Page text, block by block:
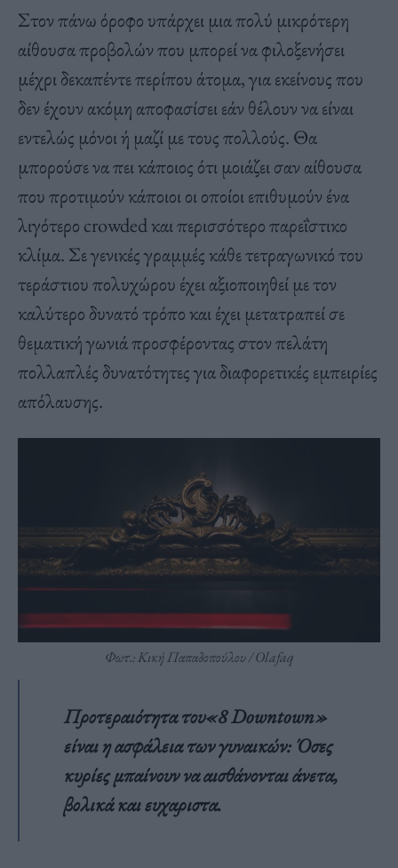
Στον πάνω όροφο υπάρχει μια πολύ μικρότερη
αίθουσα προβολών που μπορεί να φιλοξενήσει
μέχρι δεκαπέντε περίπου άτομα, για εκείνους που
δεν έχουν ακόμη αποφασίσει εάν θέλουν να είναι
εντελώς μόνοι ή μαζί με τους πολλούς. Θα
μπορούσε να πει κάποιος ότι μοιάζει σαν αίθουσα
που προτιμούν κάποιοι οι οποίοι επιθυμούν ένα
λιγότερο crowded και περισσότερο παρεΐστικο
κλίμα. Σε γενικές γραμμές κάθε τετραγωνικό του
τεράστιου πολυχώρου έχει αξιοποιηθεί με τον
καλύτερο δυνατό τρόπο και έχει μετατραπεί σε
θεματική γωνιά προσφέροντας στον πελάτη
πολλαπλές δυνατότητες για διαφορετικές εμπειρίες
απόλαυσης.
Φωτ.: Κική Παπαδοπούλου / Οlafaq
Προτεραιότητα του«8 Downtown»
είναι η ασφάλεια των γυναικών: Όσες
κυρίες μπαίνουν να αισθάνονται άνετα,
βολικά και ευχαριστα.